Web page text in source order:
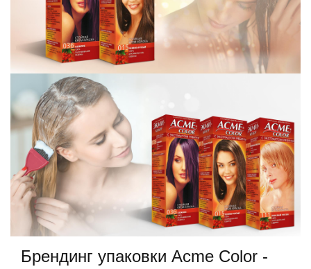
Брендинг упаковки Acme Color -